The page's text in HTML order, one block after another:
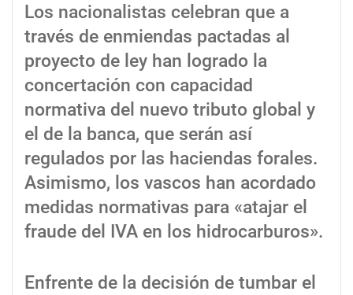
Los nacionalistas celebran que a
través de enmiendas pactadas al
proyecto de ley han logrado la
concertación con capacidad
normativa del nuevo tributo global y
el de la banca, que serán así
regulados por las haciendas forales.
Asimismo, los vascos han acordado
medidas normativas para «atajar el
fraude del IVA en los hidrocarburos».
Enfrente de la decisión de tumbar el